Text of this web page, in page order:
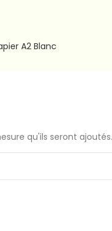
A2 Blanc
qu'ils seront ajoutés.